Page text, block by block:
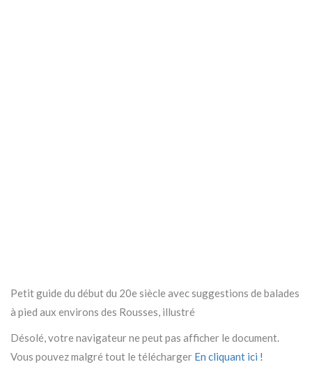
Petit guide du début du 20e siècle avec suggestions de balades
à pied aux environs des Rousses, illustré
Désolé, votre navigateur ne peut pas afficher le document.
Vous pouvez malgré tout le télécharger En cliquant ici !